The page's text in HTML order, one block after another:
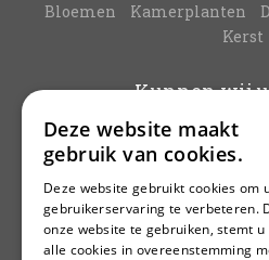
Bloemen Kamerplanten
Kerst
Kunnen wij
03/
Hoogkamerstraat
Plan
Deze website maakt
gebruik van cookies.
Deze website gebruikt cookies om
gebruikerservaring te verbeteren.
onze website te gebruiken, stemt u
alle cookies in overeenstemming